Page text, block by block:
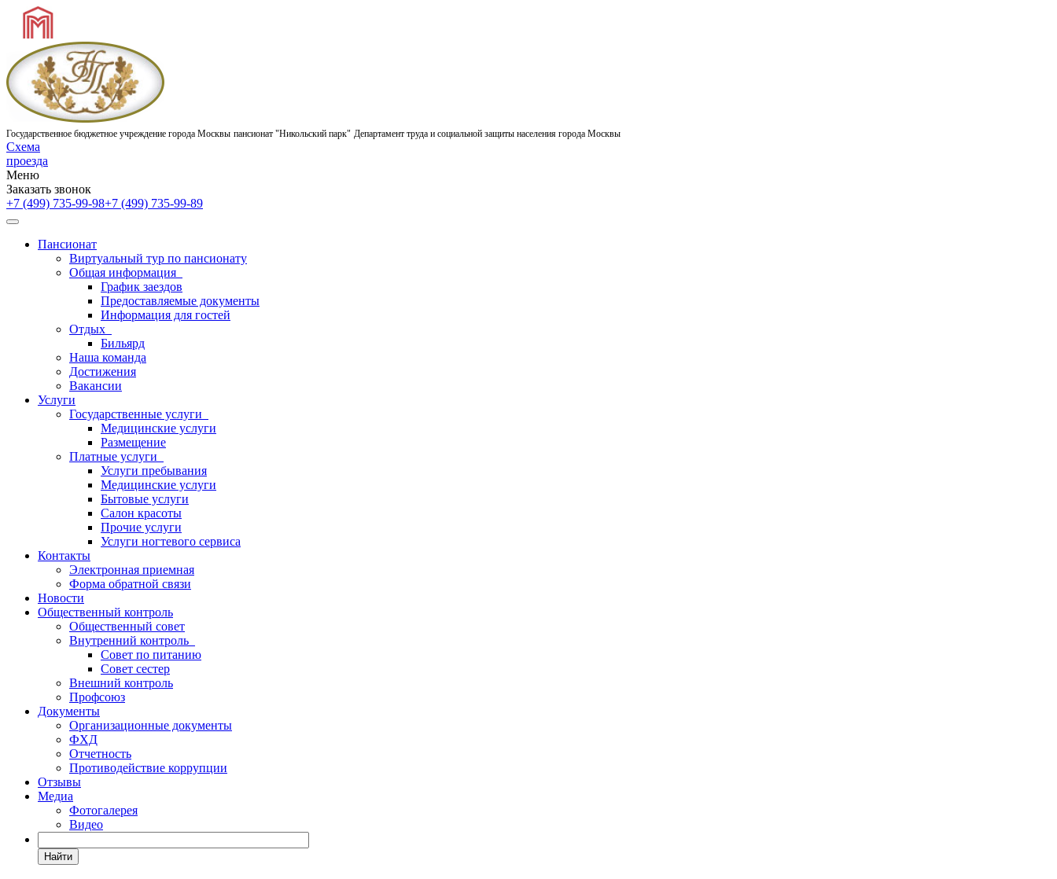
Государственное бюджетное учреждение города Москвы пансионат "Никольский парк" Департамент труда и социальной защиты населения города Москвы
Схема
проезда
Меню
Заказать звонок
+7 (499) 735-99-98+7 (499) 735-99-89
Пансионат
Виртуальный тур по пансионату
Общая информация
График заездов
Предоставляемые документы
Информация для гостей
Отдых
Бильярд
Наша команда
Достижения
Вакансии
Услуги
Государственные услуги
Медицинские услуги
Размещение
Платные услуги
Услуги пребывания
Медицинские услуги
Бытовые услуги
Салон красоты
Прочие услуги
Услуги ногтевого сервиса
Контакты
Электронная приемная
Форма обратной связи
Новости
Общественный контроль
Общественный совет
Внутренний контроль
Совет по питанию
Совет сестер
Внешний контроль
Профсоюз
Документы
Организационные документы
ФХД
Отчетность
Противодействие коррупции
Отзывы
Медиа
Фотогалерея
Видео
Найти